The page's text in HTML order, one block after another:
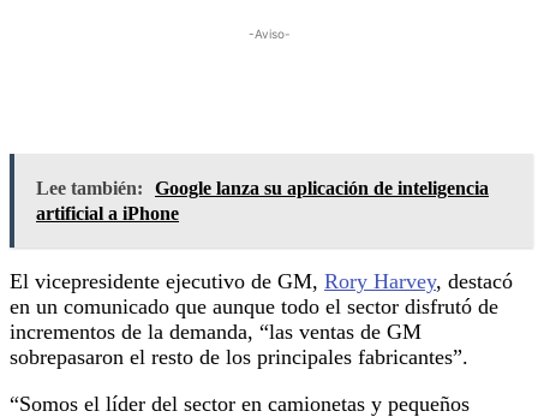
-Aviso-
Lee también:
Google lanza su aplicación de inteligencia
artificial a iPhone
El vicepresidente ejecutivo de GM, Rory Harvey, destacó
en un comunicado que aunque todo el sector disfrutó de
incrementos de la demanda, “las ventas de GM
sobrepasaron el resto de los principales fabricantes”.
“Somos el líder del sector en camionetas y pequeños